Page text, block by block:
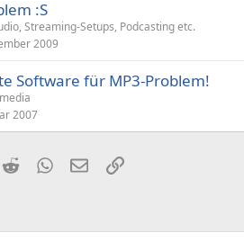
:S
Streaming-Setups, Podcasting etc.
2009
Software für MP3-Problem!
2007
RedditWhatsApp
E-MailLink